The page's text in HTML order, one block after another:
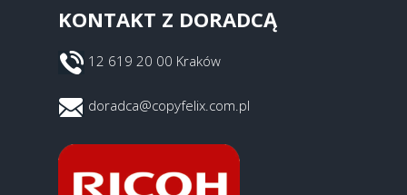
KONTAKT Z DORADCĄ
12 619 20 00 Kraków
doradca@copyfelix.com.pl